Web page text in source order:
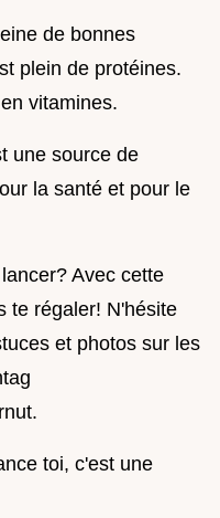
de bonnes
plein de protéines.
vitamines.
une source de
la santé et pour le
Avec cette
te régaler! N'hésite
et photos sur les
toi, c'est une